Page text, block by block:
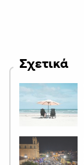
Σχετικά